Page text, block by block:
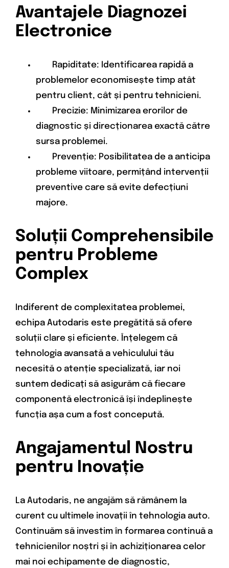
Avantajele Diagnozei
Electronice
Rapiditate: Identificarea rapidă a
problemelor economisește timp atât
pentru client, cât și pentru tehnicieni.
Precizie: Minimizarea erorilor de
diagnostic și direcționarea exactă către
sursa problemei.
Prevenție: Posibilitatea de a anticipa
probleme viitoare, permițând intervenții
preventive care să evite defecțiuni
majore.
Soluții Comprehensibile
pentru Probleme
Complex
Indiferent de complexitatea problemei,
echipa Autodaris este pregătită să ofere
soluții clare și eficiente. Înțelegem că
tehnologia avansată a vehiculului tău
necesită o atenție specializată, iar noi
suntem dedicați să asigurăm că fiecare
componentă electronică își îndeplinește
funcția așa cum a fost concepută.
Angajamentul Nostru
pentru Inovație
La Autodaris, ne angajăm să rămânem la
curent cu ultimele inovații în tehnologia auto.
Continuăm să investim în formarea continuă a
tehnicienilor noștri și în achiziționarea celor
mai noi echipamente de diagnostic,